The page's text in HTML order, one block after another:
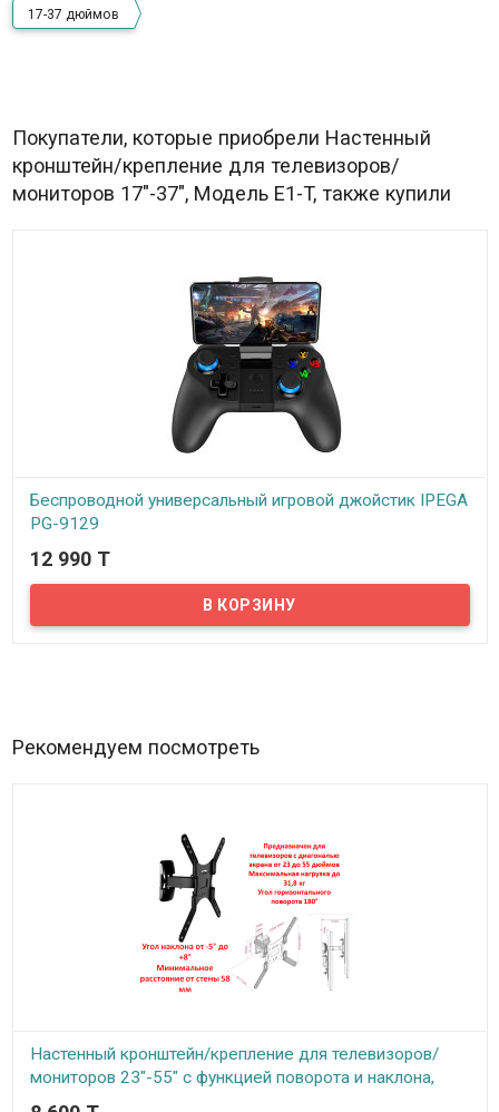
17-37 дюймов
Покупатели, которые приобрели Настенный
кронштейн/крепление для телевизоров/
мониторов 17"-37", Модель E1-T, также купили
Беспроводной универсальный игровой джойстик IPEGA
PG-9129
В наличии
Представляем вам беспроводной универсальный игровой
джойстик IPEGA PG-9129. В первую очередь этот джойстик
рассчитан для мобильных устройств, но также вы можете его
12 990 T
Рекомендуем посмотреть
Настенный кронштейн/крепление для телевизоров/
мониторов 23"-55" с функцией поворота и наклона,
KALOC X1